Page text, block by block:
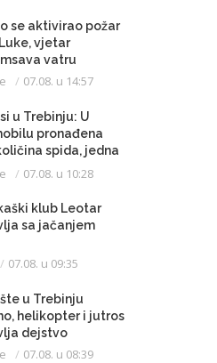
se aktivirao požar
vjetar
vatru
07.08. u 14:57
u Trebinju: U
pronađena
spida, jedna
07.08. u 10:28
klub Leotar
sa jačanjem
07.08. u 09:35
u Trebinju
helikopter i jutros
dejstvo
07.08. u 08:39